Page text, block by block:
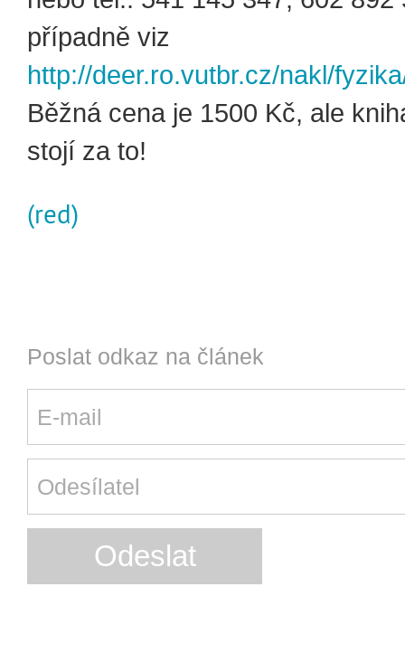
případně viz
http://deer.ro.vutbr.cz/nakl/
Běžná cena je 1500 Kč, ale
stojí za to!
(red)
Poslat odkaz na článek